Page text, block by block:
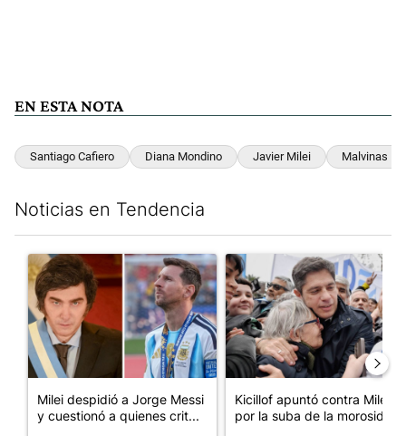
EN ESTA NOTA
Santiago Cafiero Diana Mondino Javier Milei Malvinas
Noticias en Tendencia
Un artículo de tendencia con el título "Milei despidió a Jorge
Milei despidió a Jorge Messi
y cuestionó a quienes crit...
Un artículo de tendencia con
Kicillof apuntó contra Milei
por la suba de la morosida...